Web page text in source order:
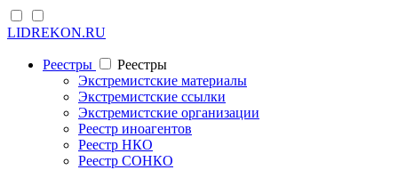
LIDREKON.RU
Реестры
Реестры
Экстремистские материалы
Экстремистские ссылки
Экстремистские организации
Реестр иноагентов
Реестр НКО
Реестр СОНКО